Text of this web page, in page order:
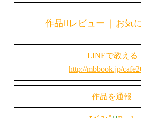
作品レビュー お気
LINEで教える
http://mbbook.jp/
作品を通報